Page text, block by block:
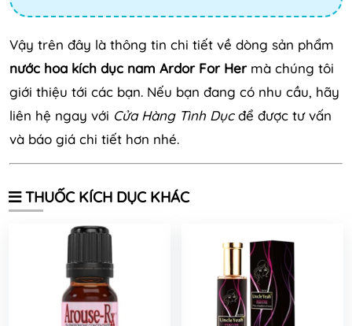
Vậy trên đây là thông tin chi tiết về dòng sản phẩm
nước hoa kích dục nam Ardor For Hermà chúng tôi
giới thiệu tới các bạn. Nếu bạn đang có nhu cầu, hãy
liên hệ ngay với Cửa Hàng Tình Dụcđể được tư vấn
và báo giá chi tiết hơn nhé.
THUỐC KÍCH DỤC KHÁC